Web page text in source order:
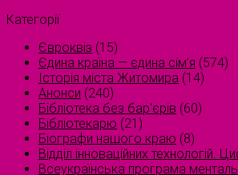
Категорії
Євроквіз (15)
Єдина країна — єдина сім’я (574)
Історія міста Житомира (14)
Анонси (240)
Бібліотека без бар'єрів (60)
Бібліотекарю (21)
Біографи нашого краю (8)
Відділ інноваційних технологій.
Всеукраїнська програма